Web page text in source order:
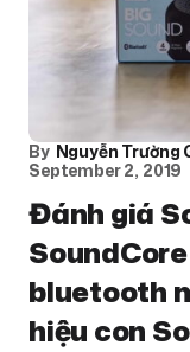
By Nguyễn Trường
September 2, 2019
Đánh giá
SoundCore
bluetooth
hiệu con